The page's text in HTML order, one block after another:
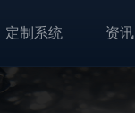
定制系统 资讯